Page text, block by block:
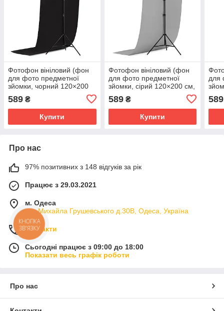
Фотофон вініловий (фон
для фото предметної
зйомки, чорний 120×200
589 ₴
Купити
Фотофон вініловий (фон
для фото предметної
зйомки, сірий 120×200 см,
589₴
Купити
для
589
Про нас
97% позитивних з 148 відгуків за рік
Працює з 29.03.2021
м. Одеса
вул.Михайла Грушевського д.30В, Одеса, Україна
Контакти
Сьогодні працює з 09:00 до 18:00
Показати весь графік роботи
Про нас
КНОПКА
ЗВ'ЯЗКУ